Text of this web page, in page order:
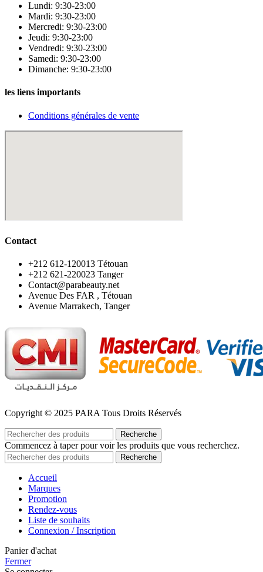
Lundi: 9:30-23:00
Mardi: 9:30-23:00
Mercredi: 9:30-23:00
Jeudi: 9:30-23:00
Vendredi: 9:30-23:00
Samedi: 9:30-23:00
Dimanche: 9:30-23:00
les liens importants
Conditions générales de vente
Contact
‪+212 612-120013 Tétouan
‪+212 621-220023 Tanger
Contact@parabeauty.net
Avenue Des FAR , Tétouan
Avenue Marrakech, Tanger
Copyright © 2025 PARA Tous Droits Réservés
Recherche
Commencez à taper pour voir les produits que vous recherchez.
Recherche
Accueil
Marques
Promotion
Rendez-vous
Liste de souhaits
Connexion / Inscription
Panier d'achat
Fermer